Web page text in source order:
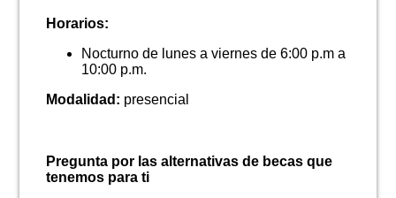
Horarios:
Nocturno de lunes a viernes de 6:00 p.m a
10:00 p.m.
Modalidad: presencial
Pregunta por las alternativas de becas que
tenemos para ti